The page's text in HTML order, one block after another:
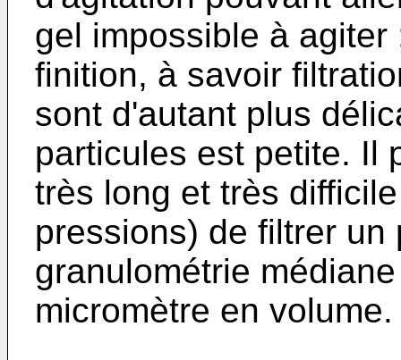
gel impossible à
finition, à savoir
sont d'autant plus
particules est petite. Il
très long et très
pressions) de filtrer un
granulométrie
micromètre en volume.